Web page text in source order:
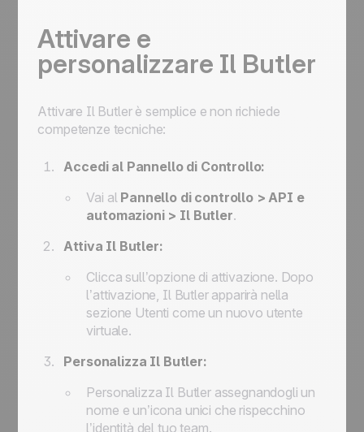
Attivare e
personalizzare Il Butler
Attivare Il Butlerè semplice e non richiede
competenze tecniche:
Accedi al Pannello di Controllo:
Vai al Pannello di controllo > API e
automazioni > Il Butler.
Attiva Il Butler:
Clicca sull’opzione di attivazione. Dopo
l’attivazione, Il Butlerapparirà nella
sezione Utenti come un nuovo utente
virtuale.
Personalizza Il Butler:
Personalizza Il Butlerassegnandogli un
nome e un’icona unici che rispecchino
l’identità del tuo team.